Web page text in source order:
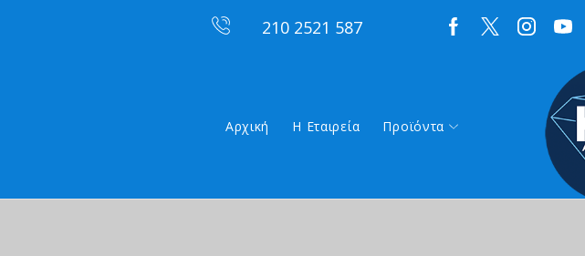
210 2521 587
Αρχική Η Εταιρεία Προϊόντα